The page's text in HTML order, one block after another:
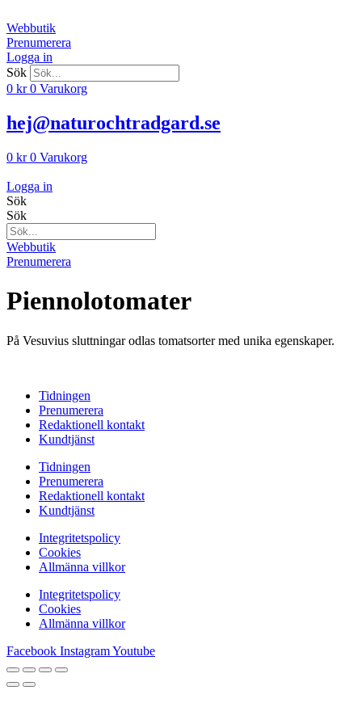
till
innehåll
Webbutik
Prenumerera
Logga in
Sök
0 kr 0 Varukorg
hej@naturochtradgard.se
0 kr 0 Varukorg
Logga in
Sök
Sök
Webbutik
Prenumerera
Piennolotomater
På Vesuvius sluttningar odlas tomatsorter med unika egenskaper.
Tidningen
Prenumerera
Redaktionell kontakt
Kundtjänst
Tidningen
Prenumerera
Redaktionell kontakt
Kundtjänst
Integritetspolicy
Cookies
Allmänna villkor
Integritetspolicy
Cookies
Allmänna villkor
Facebook InstagramYoutube